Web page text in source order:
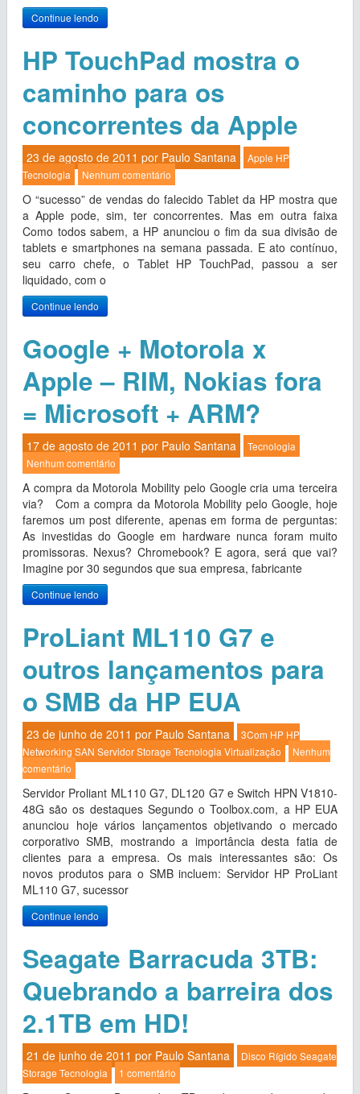
Continue lendo
HP TouchPad mostra o
caminho para os
concorrentes da Apple
23 de agosto de 2011 por Paulo Santana Apple HP
Tecnologia
Nenhum comentário
O “sucesso” de vendas do falecido Tablet da HP mostra que
a Apple pode, sim, ter concorrentes. Mas em outra faixa
Como todos sabem, a HP anunciou o fim da sua divisão de
tablets e smartphones na semana passada. E ato contínuo,
seu carro chefe, o Tablet HP TouchPad, passou a ser
liquidado, com o
Continue lendo
Google + Motorola x
Apple – RIM, Nokias fora
= Microsoft + ARM?
17 de agosto de 2011 por Paulo Santana
Tecnologia
Nenhum comentário
A compra da Motorola Mobility pelo Google cria uma terceira
via? Com a compra da Motorola Mobility pelo Google, hoje
faremos um post diferente, apenas em forma de perguntas:
As investidas do Google em hardware nunca foram muito
promissoras. Nexus? Chromebook? E agora, será que vai?
Imagine por 30 segundos que sua empresa, fabricante
Continue lendo
ProLiant ML110 G7 e
outros lançamentos para
o SMB da HP EUA
23 de junho de 2011 por Paulo Santana 3Com HP HP
Networking SAN ServidorStorage Tecnologia Virtualização
Nenhum
comentário
Servidor Proliant ML110 G7, DL120 G7 e Switch HPN V1810-
48G são os destaques Segundo o Toolbox.com, a HP EUA
anunciou hoje vários lançamentos objetivando o mercado
corporativo SMB, mostrando a importância desta fatia de
clientes para a empresa. Os mais interessantes são: Os
novos produtos para o SMB incluem: Servidor HP ProLiant
ML110 G7, sucessor
Continue lendo
Seagate Barracuda 3TB:
Quebrando a barreira dos
2.1TB em HD!
21 de junho de 2011 por Paulo Santana Disco Rígido Seagate
Storage Tecnologia 1 comentário